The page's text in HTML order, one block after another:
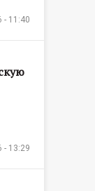
- 11:40
- 13:29